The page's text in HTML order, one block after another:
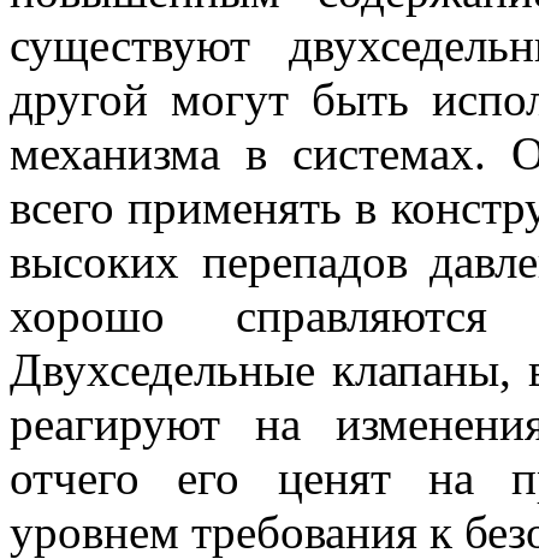
существуют
другой могут быть
механизма в системах.
всего применять в
высоких перепадов
хорошо
Двухседельные клапаны,
реагируют на
отчего его ценят на
уровнем требования к